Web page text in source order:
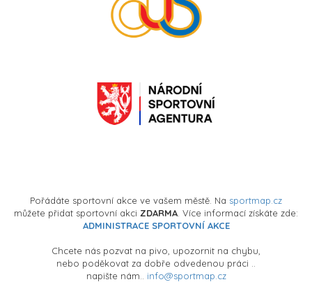
Pořádáte sportovní akce ve vašem městě. Na sportmap.cz
můžete přidat sportovní akci ZDARMA . Více informací získáte zde:
ADMINISTRACE SPORTOVNÍ AKCE
Chcete nás pozvat na pivo, upozornit na chybu,
nebo poděkovat za dobře odvedenou práci ..
napište nám.. info@sportmap.cz